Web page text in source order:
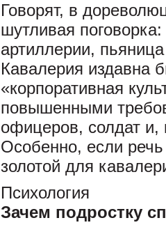
Говорят, в
шутливая
артиллерии,
Кавалерия издавна
«корпоративная
повышенными
офицеров, солдат и,
Особенно, если
золотой для
Психология
Зачем подростку